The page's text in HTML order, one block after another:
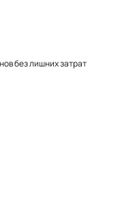
без лишних затрат